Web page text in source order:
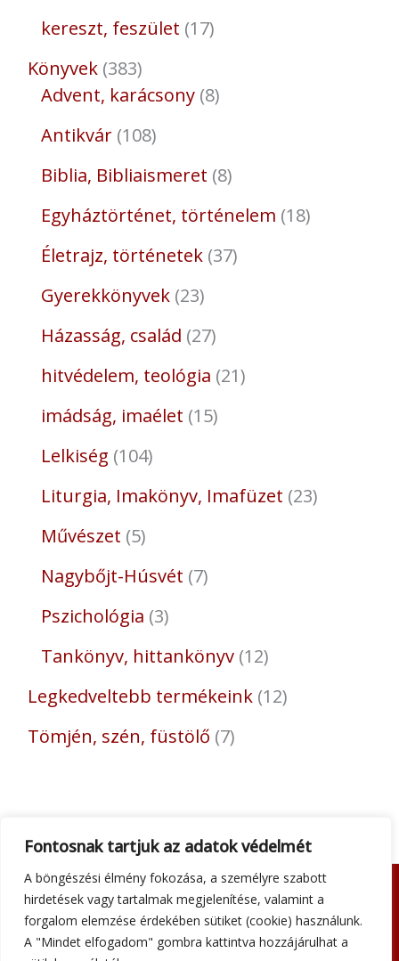
Fontosnak tartjuk az adatok védelmét
A böngészési élmény fokozása, a személyre szabott
hirdetések vagy tartalmak megjelenítése, valamint a
forgalom elemzése érdekében sütiket (cookie) használunk.
A "Mindet elfogadom" gombra kattintva hozzájárulhat a
kereszt, feszület 17
Könyvek 383
Advent, karácsony 8
Antikvár 108
Biblia, Bibliaismeret 8
Egyháztörténet, történelem 18
Életrajz, történetek 37
Gyerekkönyvek 23
Házasság, család 27
hitvédelem, teológia 21
imádság, imaélet 15
Lelkiség 104
Liturgia, Imakönyv, Imafüzet 23
Művészet 5
Nagybőjt-Húsvét 7
Pszichológia 3
Tankönyv, hittankönyv 12
Legkedveltebb termékeink 12
Tömjén, szén, füstölő 7
Adatkezelési tájékoztató
Általános szerződési feltételek